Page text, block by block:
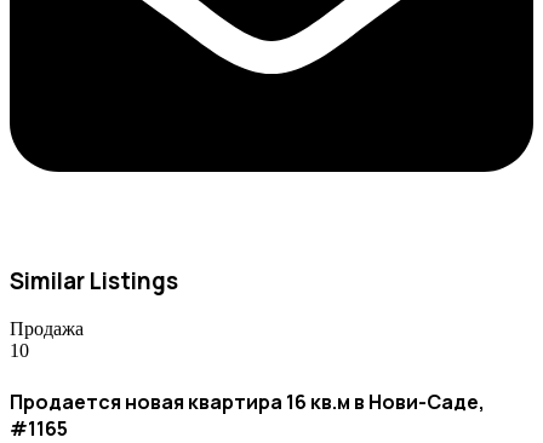
Similar Listings
Продажа
10
Продается новая квартира 16 кв.м в Нови-Саде,
#1165